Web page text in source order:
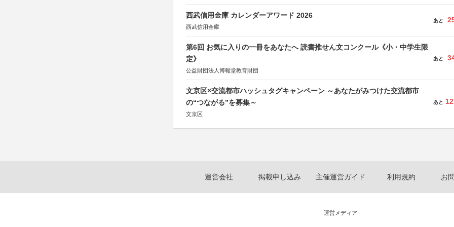
西武信用金庫 カレンダーアワード 2026
西武信用金庫
あと
第6回 お気に入りの一冊をあなたへ 読書推せん文コンクール《小・中学生限
定》
公益財団法人博報堂教育財団
あと
文京区×交流都市ハッシュタグキャンペーン ～あなたがみつけた交流都市
の“つながる”を募集～
文京区
あと
運営会社 掲載申し込み 主催運営ガイド 利用規約 お
運営メディア